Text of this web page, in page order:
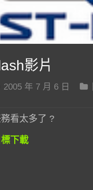
影片
2005 年 7 月 6 日
看太多了 ?
下載